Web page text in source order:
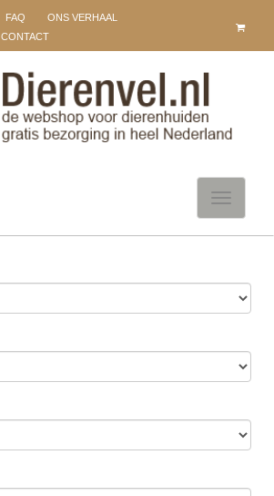
FAQ
ONS VERHAAL
CONTACT
Toggle